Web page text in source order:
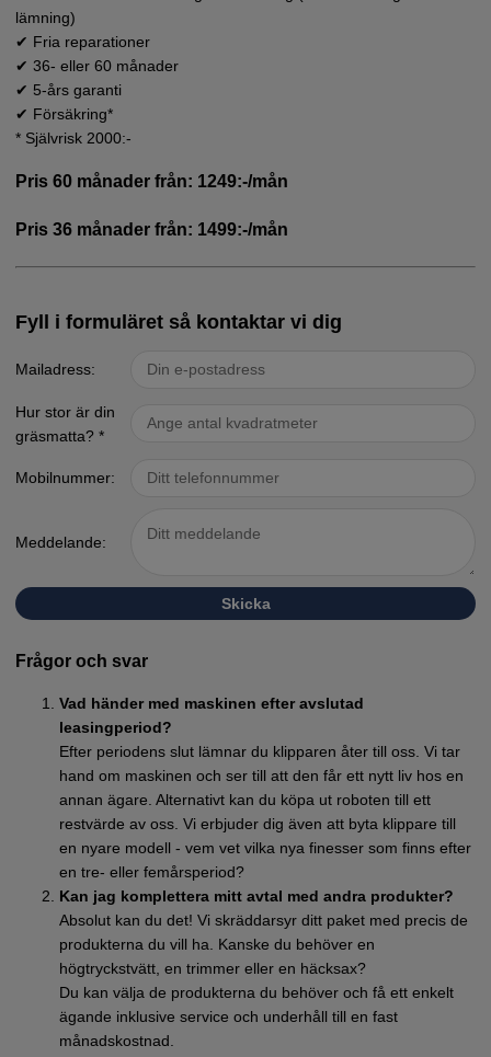
lämning)
✔ Fria reparationer
✔ 36- eller 60 månader
✔ 5-års garanti
✔ Försäkring*
* Självrisk 2000:-
Pris 60 månader från: 1249:-/mån
Pris 36 månader från: 1499:-/mån
Fyll i formuläret så kontaktar vi dig
Mailadress:
Hur stor är din
gräsmatta? *
Mobilnummer:
Meddelande:
Skicka
Frågor och svar
Vad händer med maskinen efter avslutad
leasingperiod?
Efter periodens slut lämnar du klipparen åter till oss. Vi tar
hand om maskinen och ser till att den får ett nytt liv hos en
annan ägare. Alternativt kan du köpa ut roboten till ett
restvärde av oss. Vi erbjuder dig även att byta klippare till
en nyare modell - vem vet vilka nya finesser som finns efter
en tre- eller femårsperiod?
Kan jag komplettera mitt avtal med andra produkter?
Absolut kan du det! Vi skräddarsyr ditt paket med precis de
produkterna du vill ha. Kanske du behöver en
högtryckstvätt, en trimmer eller en häcksax?
Du kan välja de produkterna du behöver och få ett enkelt
ägande inklusive service och underhåll till en fast
månadskostnad.